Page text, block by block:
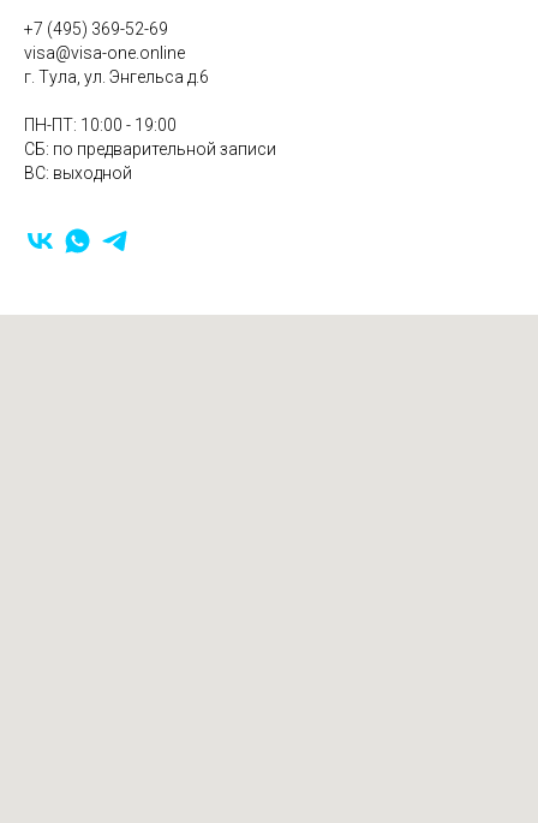
+7 (495) 369-52-69
visa@visa-one.online
г. Тула, ул. Энгельса д.6
ПН-ПТ: 10:00 - 19:00
СБ: по предварительной записи
ВС: выходной